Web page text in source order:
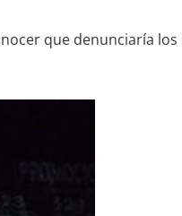
que denunciaría los